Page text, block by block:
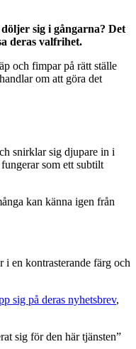
sig i gångarna? Det
deras valfrihet.
och fimpar på rätt ställe
om att göra det
snirklar sig djupare in i
som ett subtilt
kan känna igen från
en kontrasterande färg och
sig på deras nyhetsbrev,
sig för den här tjänsten”